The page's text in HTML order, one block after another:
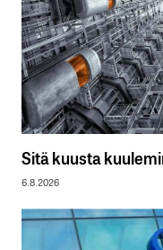
Sitä kuusta
6.8.2026